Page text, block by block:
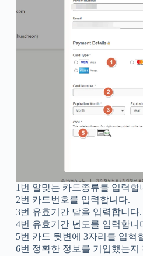
1번 알맞는 카드종류를 입력합
2번 카드번호를 입력합니다.
3번 유효기간 달을 입력합니다.
4번 유효기간 년도를 입력합니
5번 카드 뒷변에 3자리를 입혁
6번 정확한 정보를 기입했는지